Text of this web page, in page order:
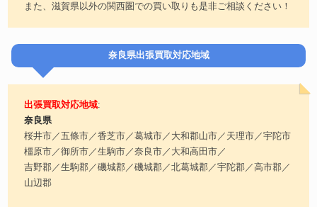
また、滋賀県以外の関西圏での買い取りも是非ご相談ください！
奈良県出張買取対応地域
出張買取対応地域:
奈良県
桜井市／五條市／香芝市／葛城市／大和郡山市／天理市／宇陀市
橿原市／御所市／生駒市／奈良市／大和高田市／
吉野郡／生駒郡／磯城郡／磯城郡／北葛城郡／宇陀郡／高市郡／
山辺郡